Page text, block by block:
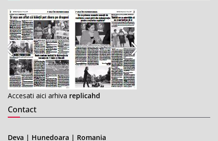
Accesati aici arhiva replicahd
Contact
Deva | Hunedoara | Romania